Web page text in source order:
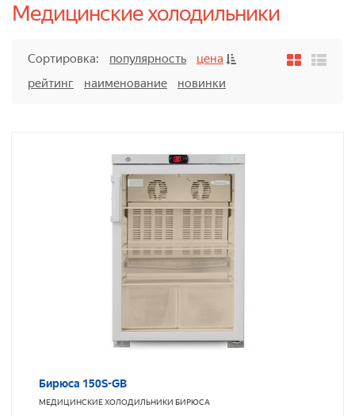
Медицинские холодильники
Сортировка: популярность
цена
рейтинг
наименование новинки
Бирюса 150S-GB
МЕДИЦИНСКИЕ ХОЛОДИЛЬНИКИ БИРЮСА